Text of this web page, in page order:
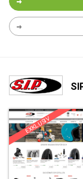
EXKLUSIV